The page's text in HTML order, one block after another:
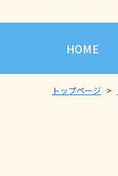
HOME
トップページ >